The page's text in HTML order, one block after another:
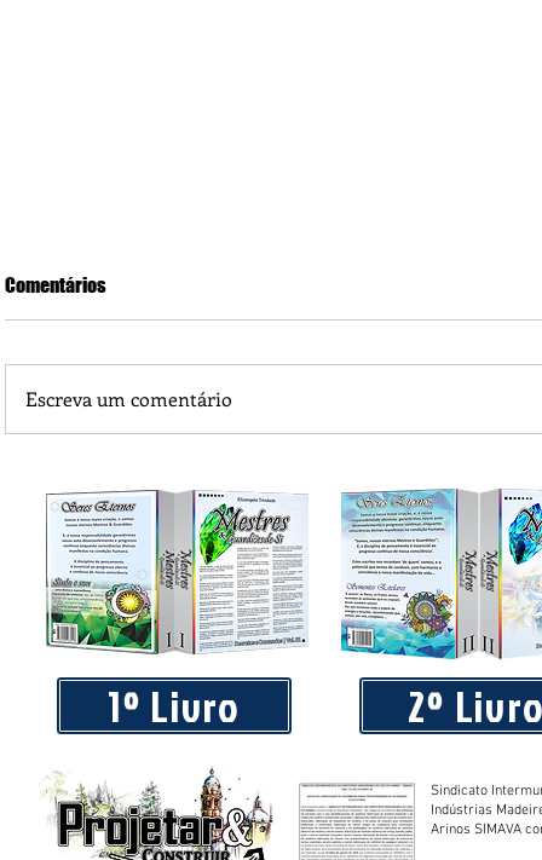
Praça 04 de Julho recebe novos equipamentos de
livre
Comentários
Escreva um comentário
1º Livro 2º
Sindicato
Indústrias
Arinos SIMAVA convoca à